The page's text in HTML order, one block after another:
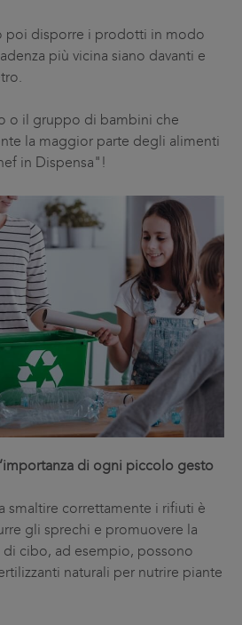
poi disporre i prodotti in modo
più vicina siano davanti e
o il gruppo di bambini che
la maggior parte degli alimenti
in Dispensa"!
di ogni piccolo gesto
smaltire correttamente i rifiuti è
gli sprechi e promuovere la
cibo, ad esempio, possono
naturali per nutrire piante